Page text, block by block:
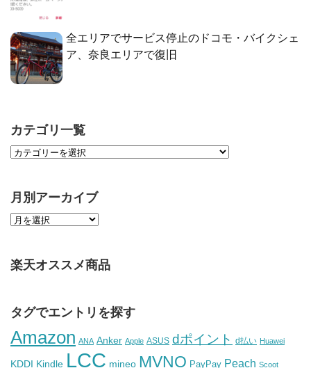
全エリアでサービス停止のドコモ・バイクシェ
ア、奈良エリアで復旧
カテゴリ一覧
月別アーカイブ
楽天オススメ商品
タグでエントリを探す
Amazon ANA Anker Apple ASUS dポイント d払い Huawei
KDDI Kindle LCC mineo MVNO PayPay Peach Scoot